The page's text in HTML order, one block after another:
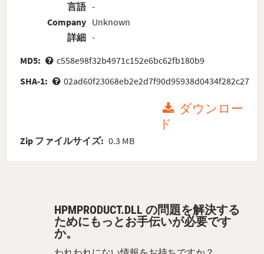
言語
Company
詳細
-
Unknown
-
MD5:
c558e98f32b4971c152e6bc62fb180b9
SHA-1:
02ad60f23068eb2e2d7f90d95938d0434f282c27
ダウンロー
ド
Zip ファイルサイズ: 0.3 MB
HPMPRODUCT.DLL の問題を解決する
ためにもっとお手伝いが必要です
か。